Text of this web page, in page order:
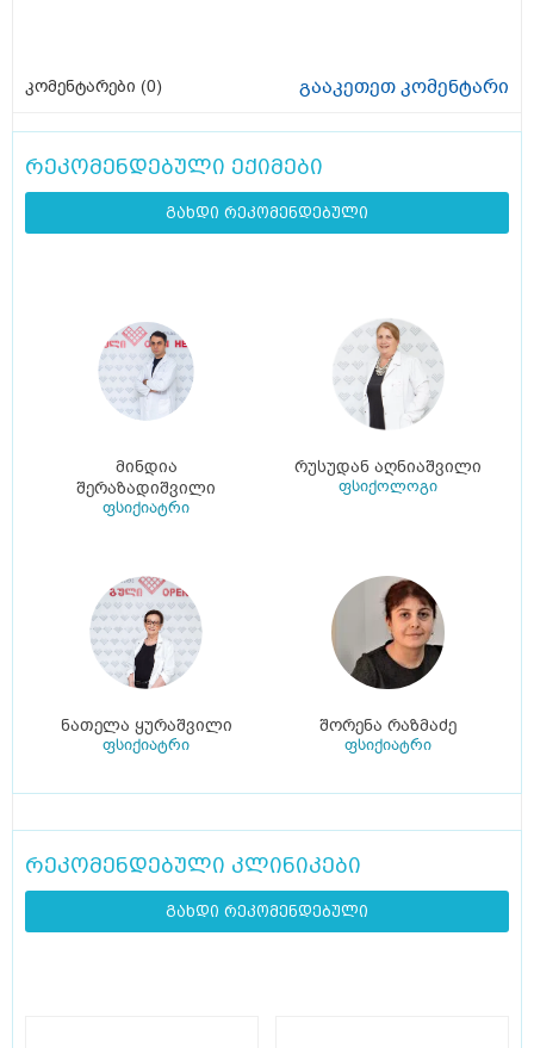
კომენტარები (0) გააკეთეთ კომენტარი
რეკომენდებული ექიმები
გახდი რეკომენდებული
მინდია
შერაზადიშვილი
ფსიქიატრი
რუსუდან აღნიაშვილი
ფსიქოლოგი
ნათელა ყურაშვილი
ფსიქიატრი
შორენა რაზმაძე
ფსიქიატრი
რეკომენდებული კლინიკები
გახდი რეკომენდებული